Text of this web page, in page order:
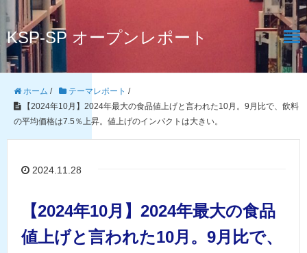
KSP-SP オープンレポート
ホーム / テーマレポート /
【2024年10月】2024年最大の食品値上げと言われた10月。9月比で、飲料
の平均価格は7.5％上昇。値上げのインパクトは大きい。
2024.11.28
【2024年10月】2024年最大の食品
値上げと言われた10月。9月比で、